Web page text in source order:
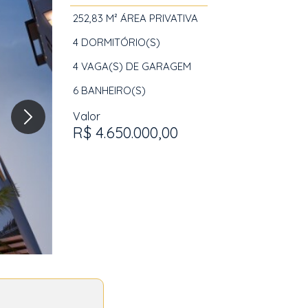
252,83 M² ÁREA PRIVATIVA
4 DORMITÓRIO(S)
4 VAGA(S) DE GARAGEM
6 BANHEIRO(S)
Valor
R$ 4.650.000,00